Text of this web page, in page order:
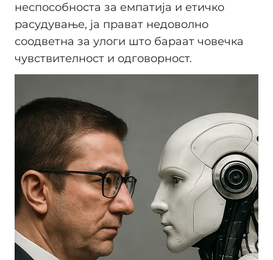
неспособноста за емпатија и етичко
расудување, ја прават недоволно
соодветна за улоги што бараат човечка
чувствителност и одговорност.